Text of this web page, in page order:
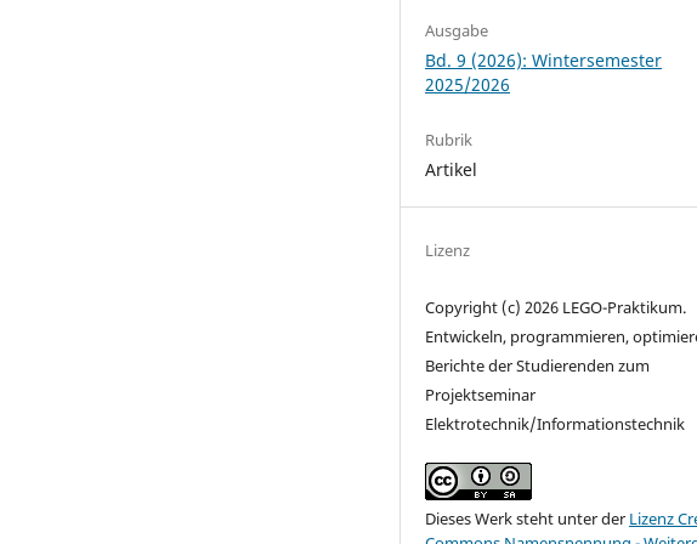
Ausgabe
Bd. 9 (2026): Wintersemester
2025/2026
Rubrik
Artikel
Lizenz
Copyright (c) 2026 LEGO-Praktikum.
Entwickeln, programmieren,
Berichte der Studierenden zum
Projektseminar
Elektrotechnik/Informationstechnik
Dieses Werk steht unter der Lizenz